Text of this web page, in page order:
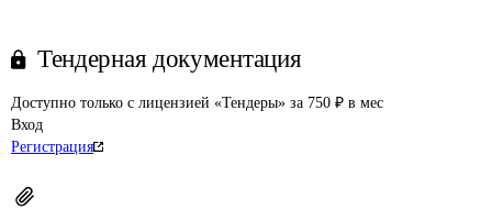
Тендерная документация
Доступно только с лицензией «Тендеры» за 750 ₽ в мес
Вход
Регистрация